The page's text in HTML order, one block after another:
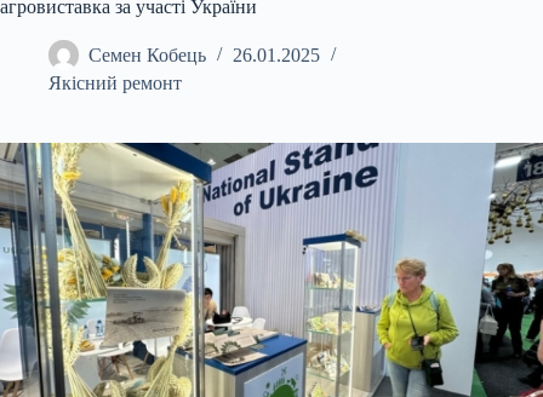
агровиставка за участі України
Семен Кобець
26.01.2025
Якісний ремонт